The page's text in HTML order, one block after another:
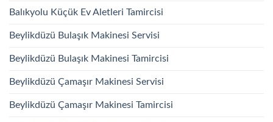
Balıkyolu Küçük Ev Aletleri Tamircisi
Beylikdüzü Bulaşık Makinesi Servisi
Beylikdüzü Bulaşık Makinesi Tamircisi
Beylikdüzü Çamaşır Makinesi Servisi
Beylikdüzü Çamaşır Makinesi Tamircisi